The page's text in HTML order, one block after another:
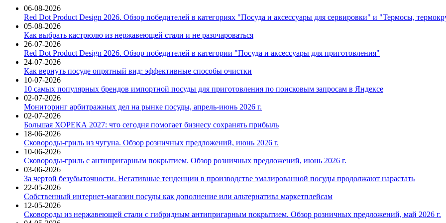
06-08-2026
Red Dot Product Design 2026. Обзор победителей в категориях "Посуда и аксессуары для сервировки" и "Термосы,
05-08-2026
Как выбрать кастрюлю из нержавеющей стали и не разочароваться
26-07-2026
Red Dot Product Design 2026. Обзор победителей в категории "Посуда и аксессуары для приготовления"
24-07-2026
Как вернуть посуде опрятный вид: эффективные способы очистки
10-07-2026
10 самых популярных брендов импортной посуды для приготовления по поисковым запросам в Яндексе
02-07-2026
Мониторинг арбитражных дел на рынке посуды, апрель-июнь 2026 г.
02-07-2026
Большая ХОРЕКА 2027: что сегодня помогает бизнесу сохранять прибыль
18-06-2026
Сковороды-гриль из чугуна. Обзор розничных предложений, июнь 2026 г.
10-06-2026
Сковороды-гриль с антипригарным покрытием. Обзор розничных предложений, июнь 2026 г.
03-06-2026
За чертой безубыточности. Негативные тенденции в производстве эмалированной посуды продолжают нарастать
22-05-2026
Собственный интернет-магазин посуды как дополнение или альтернатива маркетплейсам
12-05-2026
Сковороды из нержавеющей стали с гибридным антипригарным покрытием. Обзор розничных предложений, май 2026 г.